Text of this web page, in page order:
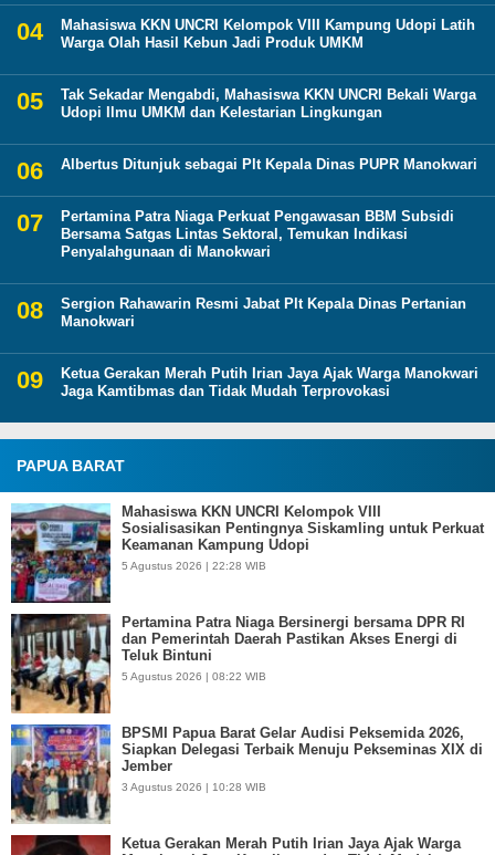
Mahasiswa KKN UNCRI Kelompok VIII Kampung Udopi Latih
Warga Olah Hasil Kebun Jadi Produk UMKM
Tak Sekadar Mengabdi, Mahasiswa KKN UNCRI Bekali Warga
Udopi Ilmu UMKM dan Kelestarian Lingkungan
Albertus Ditunjuk sebagai Plt Kepala Dinas PUPR Manokwari
Pertamina Patra Niaga Perkuat Pengawasan BBM Subsidi
Bersama Satgas Lintas Sektoral, Temukan Indikasi
Penyalahgunaan di Manokwari
Sergion Rahawarin Resmi Jabat Plt Kepala Dinas Pertanian
Manokwari
Ketua Gerakan Merah Putih Irian Jaya Ajak Warga Manokwari
Jaga Kamtibmas dan Tidak Mudah Terprovokasi
PAPUA BARAT
Mahasiswa KKN UNCRI Kelompok VIII
Sosialisasikan Pentingnya Siskamling untuk Perkuat
Keamanan Kampung Udopi
5 Agustus 2026 | 22:28 WIB
Pertamina Patra Niaga Bersinergi bersama DPR RI
dan Pemerintah Daerah Pastikan Akses Energi di
Teluk Bintuni
5 Agustus 2026 | 08:22 WIB
BPSMI Papua Barat Gelar Audisi Peksemida 2026,
Siapkan Delegasi Terbaik Menuju Pekseminas XIX di
Jember
3 Agustus 2026 | 10:28 WIB
Ketua Gerakan Merah Putih Irian Jaya Ajak Warga